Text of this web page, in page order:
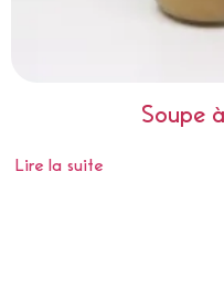
Soupe
Lire la suite